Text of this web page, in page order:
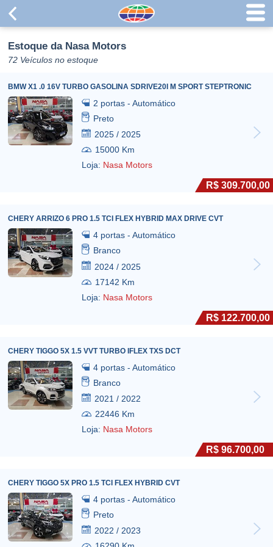
Estoque da Nasa Motors
72 Veículos no estoque
BMW X1 .0 16V TURBO GASOLINA SDRIVE20I M SPORT STEPTRONIC
2 portas - Automático
Preto
2025 / 2025
15000 Km
Loja: Nasa Motors
R$ 309.700,00
CHERY ARRIZO 6 PRO 1.5 TCI FLEX HYBRID MAX DRIVE CVT
4 portas - Automático
Branco
2024 / 2025
17142 Km
Loja: Nasa Motors
R$ 122.700,00
CHERY TIGGO 5X 1.5 VVT TURBO IFLEX TXS DCT
4 portas - Automático
Branco
2021 / 2022
22446 Km
Loja: Nasa Motors
R$ 96.700,00
CHERY TIGGO 5X PRO 1.5 TCI FLEX HYBRID CVT
4 portas - Automático
Preto
2022 / 2023